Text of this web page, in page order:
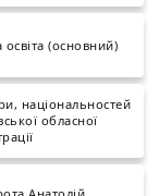
(основний)
національностей
обласної